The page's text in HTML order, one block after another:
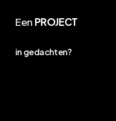
Een PROJECT
in gedachten?